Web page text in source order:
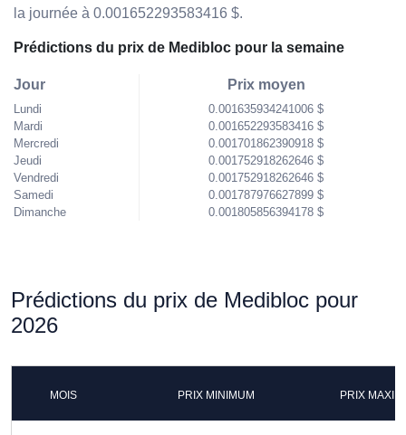
la journée à 0.001652293583416 $.
Prédictions du prix de Medibloc pour la semaine
Jour
Lundi
Mardi
Mercredi
Jeudi
Vendredi
Samedi
Dimanche
Prix moyen
0.001635934241006 $
0.001652293583416 $
0.001701862390918 $
0.001752918262646 $
0.001752918262646 $
0.001787976627899 $
0.001805856394178 $
Prédictions du prix de Medibloc pour
2026
MOIS PRIX MINIMUM PRIX